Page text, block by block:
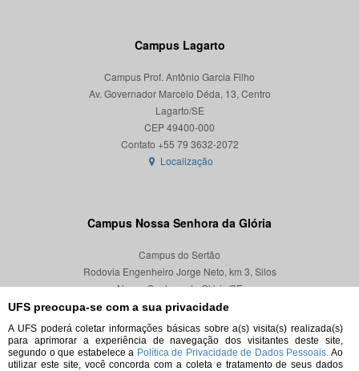
UFS preocupa-se com a sua privacidade
A UFS poderá coletar informações básicas sobre a(s) visita(s) realizada(s)
para aprimorar a experiência de navegação dos visitantes deste site,
segundo o que estabelece a Política de Privacidade de Dados Pessoais. Ao
utilizar este site, você concorda com a coleta e tratamento de seus dados
Campus Lagarto
Campus Prof. Antônio Garcia Filho
Av. Governador Marcelo Déda, 13, Centro
Lagarto/SE
CEP 49400-000
Localização
Campus Nossa Senhora da Glória
Campus do Sertão
Rodovia Engenheiro Jorge Neto, km 3, Silos
Nossa Senhora da Glória/SE
CEP 49680-000
Localização